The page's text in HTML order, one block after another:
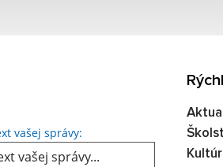
vašej správy: Text vašej správy...